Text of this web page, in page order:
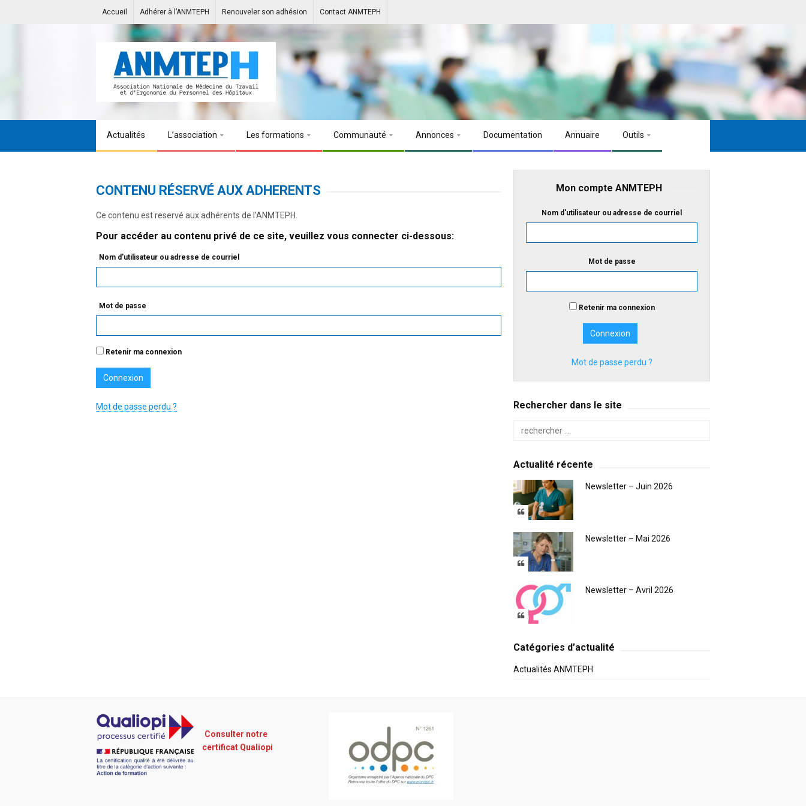
Accueil Adhérer à l’ANMTEPH Renouveler son adhésion Contact ANMTEPH
Actualités L’association Les formations Communauté Annonces Documentation Annuaire Outils
CONTENU RÉSERVÉ AUX ADHERENTS
Ce contenu est reservé aux adhérents de l'ANMTEPH.
Pour accéder au contenu privé de ce site, veuillez vous connecter ci-dessous:
Nom d'utilisateur ou adresse de courriel
Mot de passe
Retenir ma connexion
Mot de passe perdu ?
Mon compte ANMTEPH
Nom d'utilisateur ou adresse de courriel
Mot de passe
Retenir ma connexion
Mot de passe perdu ?
Rechercher dans le site
Actualité récente
Newsletter – Juin 2026
Newsletter – Mai 2026
Newsletter – Avril 2026
Catégories d’actualité
Actualités ANMTEPH
Consulter notre
certificat Qualiopi